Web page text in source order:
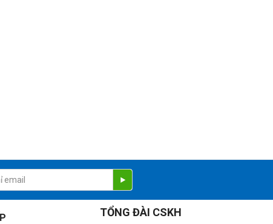
TỔNG ĐÀI CSKH